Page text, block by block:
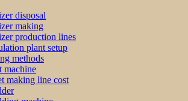
disposal
making
production lines
plant setup
methods
machine
making line cost